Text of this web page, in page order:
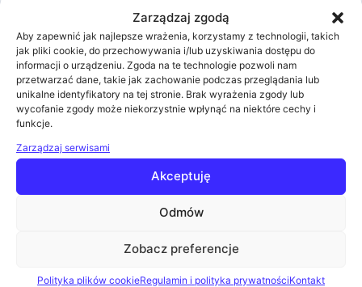
Zarządzaj zgodą
Aby zapewnić jak najlepsze wrażenia, korzystamy z technologii, takich
jak pliki cookie, do przechowywania i/lub uzyskiwania dostępu do
informacji o urządzeniu. Zgoda na te technologie pozwoli nam
przetwarzać dane, takie jak zachowanie podczas przeglądania lub
unikalne identyfikatory na tej stronie. Brak wyrażenia zgody lub
wycofanie zgody może niekorzystnie wpłynąć na niektóre cechy i
funkcje.
Zarządzaj serwisami
Akceptuję
Odmów
Zobacz preferencje
Polityka plików cookieRegulamin i polityka prywatnościKontakt
Zobacz biogram
Michał Borowski
CEO w Nexpertis
Entuzjasta optymalizacji procesów biznesowych z 10 letni
doświadczeniem. Na swoim koncie ma duże wdrożenia
Zwolennik mikro innowacji i biznesowego podejścia do